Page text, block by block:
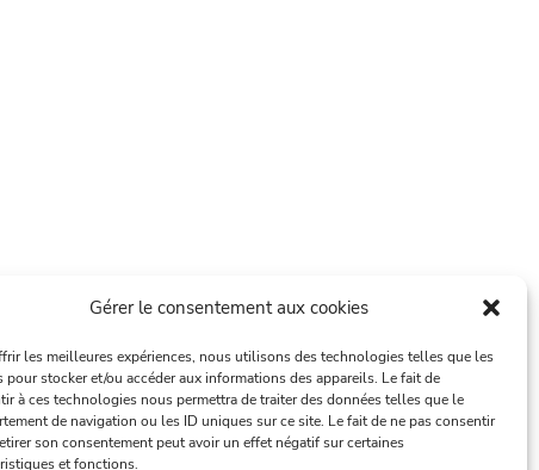
Gérer le consentement aux cookies
les meilleures expériences, nous utilisons des technologies telles que les
pour stocker et/ou accéder aux informations des appareils. Le fait de
à ces technologies nous permettra de traiter des données telles que le
de navigation ou les ID uniques sur ce site. Le fait de ne pas consentir
son consentement peut avoir un effet négatif sur certaines
et fonctions.